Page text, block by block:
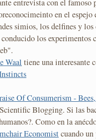
entrevista con el
en el espejo
simios, los delfines y los
los experimentos
Waal tiene una interesante
Of Consumerism -
Blogging. Si las
Como en la
Economistcuando